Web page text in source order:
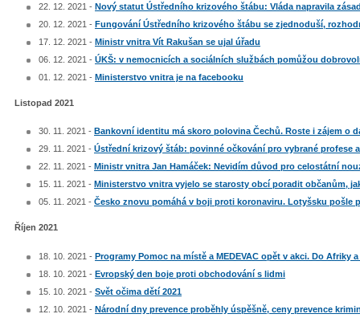
22. 12. 2021 - Nový statut Ústředního krizového štábu: Vláda napravila
20. 12. 2021 - Fungování Ústředního krizového štábu se zjednoduší,
17. 12. 2021 - Ministr vnitra Vít Rakušan se ujal úřadu
06. 12. 2021 - ÚKŠ: v nemocnicích a sociálních službách pomůžou
01. 12. 2021 - Ministerstvo vnitra je na facebooku
Listopad 2021
30. 11. 2021 - Bankovní identitu má skoro polovina Čechů. Roste i zájem o
29. 11. 2021 - Ústřední krizový štáb: povinné očkování pro vybrané profese
22. 11. 2021 - Ministr vnitra Jan Hamáček: Nevidím důvod pro celostátní
15. 11. 2021 - Ministerstvo vnitra vyjelo se starosty obcí poradit občanům,
05. 11. 2021 - Česko znovu pomáhá v boji proti koronaviru. Lotyšsku pošle
Říjen 2021
18. 10. 2021 - Programy Pomoc na místě a MEDEVAC opět v akci. Do Afriky
18. 10. 2021 - Evropský den boje proti obchodování s lidmi
15. 10. 2021 - Svět očima dětí 2021
12. 10. 2021 - Národní dny prevence proběhly úspěšně, ceny prevence